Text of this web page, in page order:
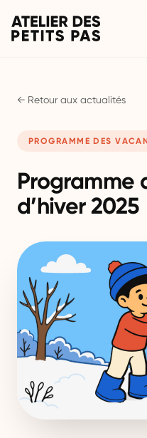
← Retour aux actualités
PROGRAMME DES
Programme
d’hiver 2025